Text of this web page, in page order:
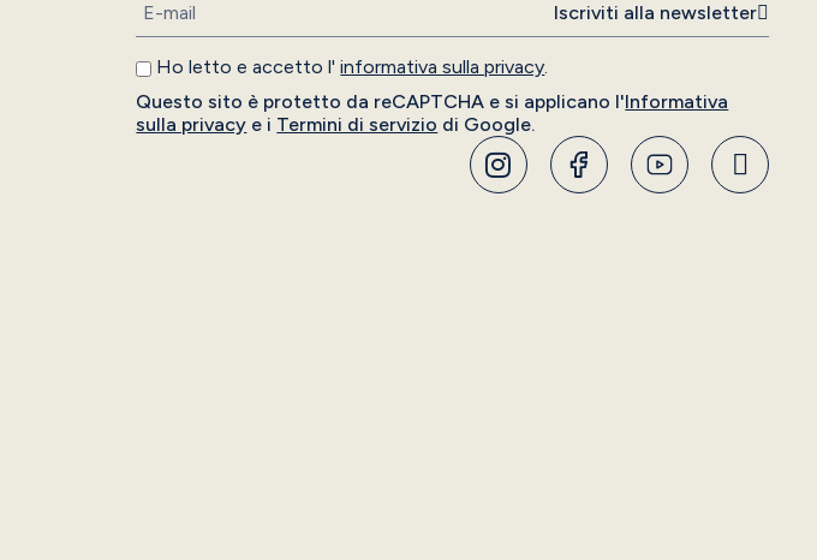
Ho letto e accetto l'informativa sulla privacy.
Questo sito è protetto da reCAPTCHA e si applicano l'Informativa
sulla privacy e i Termini di servizio di Google.
Iscriviti alla newsletter